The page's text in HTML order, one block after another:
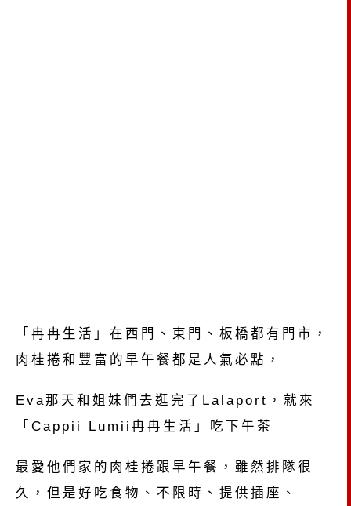
「冉冉生活」在西門、東門、板橋都有門市，
肉桂捲和豐富的早午餐都是人氣必點，
Eva那天和姐妹們去逛完了Lalaport，就來
「Cappii Lumii冉冉生活」吃下午茶
最愛他們家的肉桂捲跟早午餐，雖然排隊很
久，但是好吃食物、不限時、提供插座、